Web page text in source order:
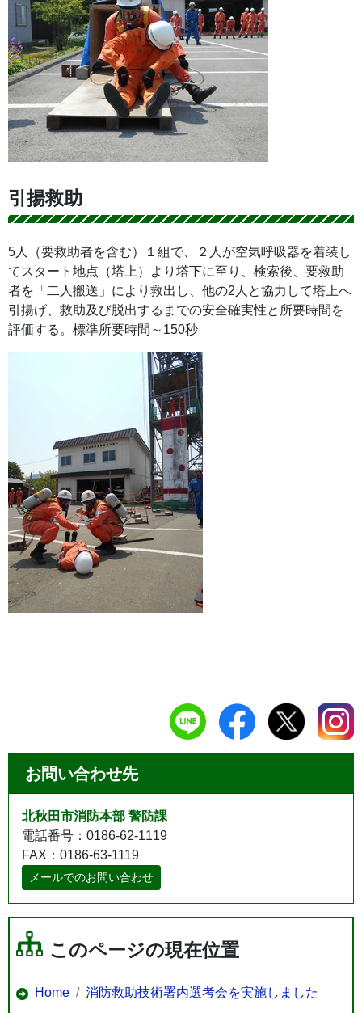
引揚救助
5人（要救助者を含む）１組で、２人が空気呼吸器を着装し
てスタート地点（塔上）より塔下に至り、検索後、要救助
者を「二人搬送」により救出し、他の2人と協力して塔上へ
引揚げ、救助及び脱出するまでの安全確実性と所要時間を
評価する。標準所要時間～150秒
お問い合わせ先
北秋田市消防本部 警防課
電話番号：0186-62-1119
FAX：0186-63-1119
メールでのお問い合わせ
このページの現在位置
Home 消防救助技術署内選考会を実施しました